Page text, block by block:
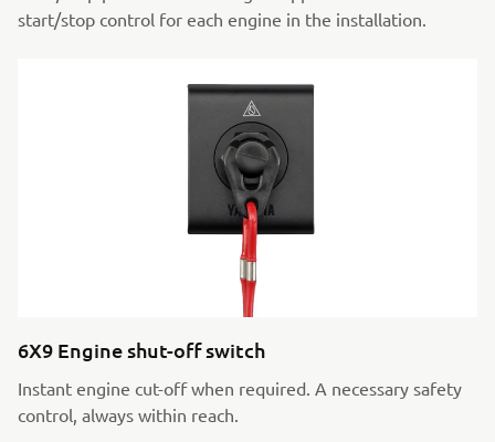
start/stop control for each engine in the installation.
6X9 Engine shut-off switch
Instant engine cut-off when required. A necessary safety
control, always within reach.